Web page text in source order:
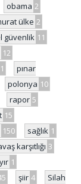
obama 2
ülke 2
güvenlik 11
12
1
pınar
polonya 10
rapor 5
15
150 sağlık 1
karşıtlığı 3
1
şiir 4
Silah